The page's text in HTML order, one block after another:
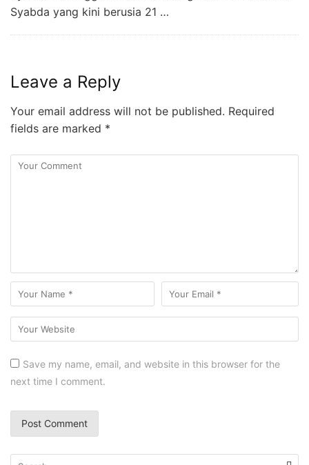
Syabda yang kini berusia 21 …
Leave a Reply
Your email address will not be published. Required
fields are marked *
Save my name, email, and website in this browser for the
next time I comment.